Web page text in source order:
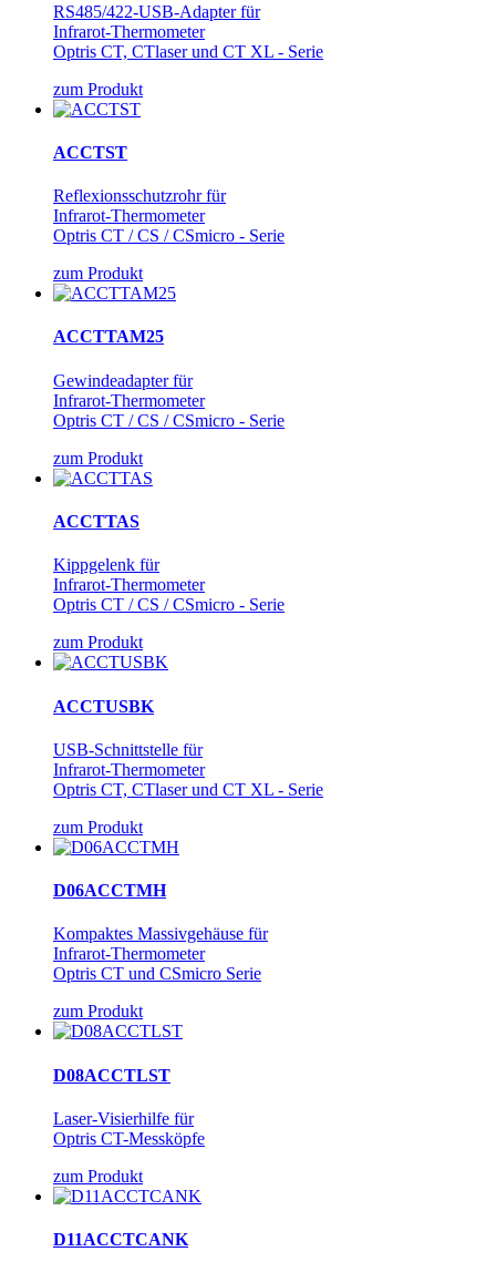
RS485/422-USB-Adapter für
Infrarot-Thermometer
Optris CT, CTlaser und CT XL - Serie
zum Produkt
ACCTST
Reflexionsschutzrohr für
Infrarot-Thermometer
Optris CT / CS / CSmicro - Serie
zum Produkt
ACCTTAM25
Gewindeadapter für
Infrarot-Thermometer
Optris CT / CS / CSmicro - Serie
zum Produkt
ACCTTAS
Kippgelenk für
Infrarot-Thermometer
Optris CT / CS / CSmicro - Serie
zum Produkt
ACCTUSBK
USB-Schnittstelle für
Infrarot-Thermometer
Optris CT, CTlaser und CT XL - Serie
zum Produkt
D06ACCTMH
Kompaktes Massivgehäuse für
Infrarot-Thermometer
Optris CT und CSmicro Serie
zum Produkt
D08ACCTLST
Laser-Visierhilfe für
Optris CT-Messköpfe
zum Produkt
D11ACCTCANK